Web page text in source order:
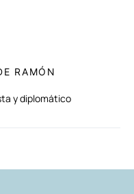
RAMÓN
y diplomático